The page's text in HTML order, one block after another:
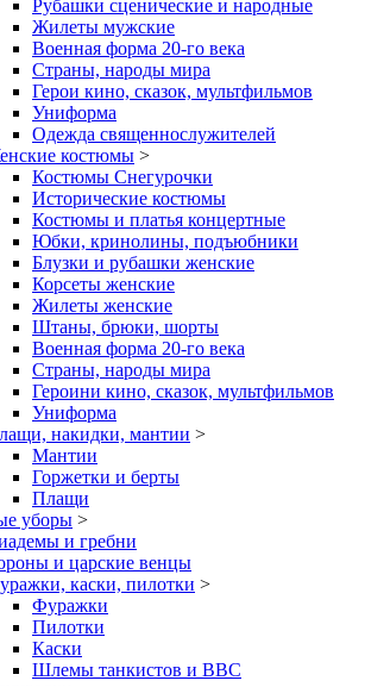
Рубашки сценические и народные
Жилеты мужские
Военная форма 20-го века
Страны, народы мира
Герои кино, сказок, мультфильмов
Униформа
Одежда священнослужителей
костюмы >
Костюмы Снегурочки
Исторические костюмы
Костюмы и платья концертные
Юбки, кринолины, подъюбники
Блузки и рубашки женские
Корсеты женские
Жилеты женские
Штаны, брюки, шорты
Военная форма 20-го века
Страны, народы мира
Героини кино, сказок, мультфильмов
Униформа
накидки, мантии >
Мантии
Горжетки и берты
Плащи
уборы >
и гребни
и царские венцы
каски, пилотки >
Фуражки
Пилотки
Каски
Шлемы танкистов и ВВС